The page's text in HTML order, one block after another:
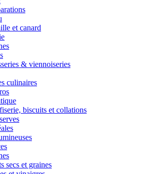
et canard
& viennoiseries
culinaires
biscuits et collations
secs et graines